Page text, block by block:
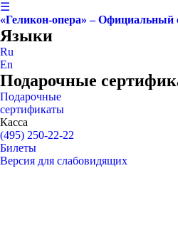
☰
«Геликон-опера» – Официальный
Языки
Ru
En
Подарочные
Подарочные
сертификаты
Касса
(495) 250-22-22
Билеты
Версия для слабовидящих